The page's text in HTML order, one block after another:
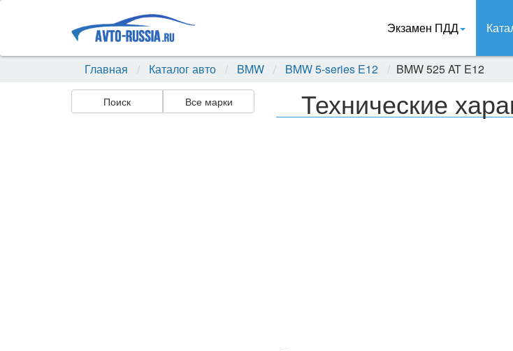
Экзамен ПДД
Главная Каталог авто BMW BMW 5-series E12 BMW 525 AT E12
Поиск Все марки Технические